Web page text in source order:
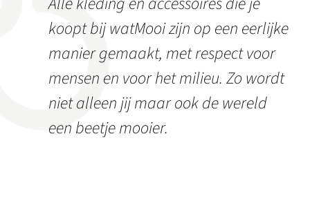
koopt bij watMooi zijn op een eerlijke
manier gemaakt, met respect voor
mensen en voor het milieu. Zo wordt
niet alleen jij maar ook de wereld
een beetje mooier.